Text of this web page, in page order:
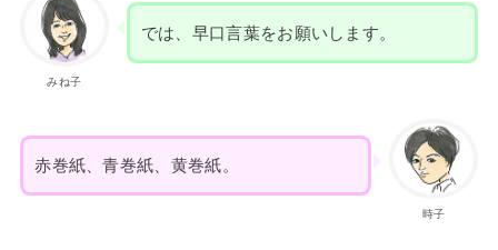
みね子
では、早口言葉をお願いします。
時子
赤巻紙、青巻紙、黄巻紙。